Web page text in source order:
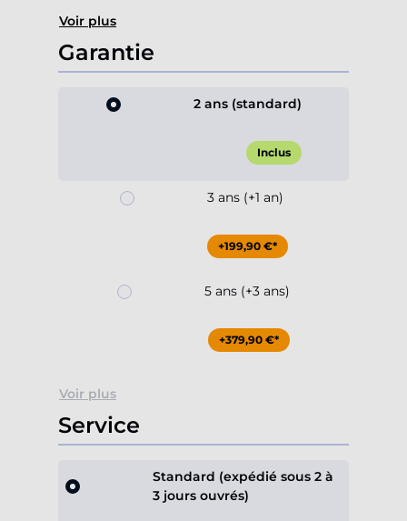
Voir plus
Garantie
2 ans (standard)
Inclus
3 ans (+1 an)
+199,90 €*
5 ans (+3 ans)
+379,90 €*
Voir plus
Service
Standard (expédié sous 2 à
3 jours ouvrés)